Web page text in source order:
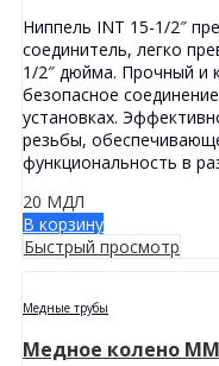
Ниппель INT 15-1/2″
соединитель, легко
1/2″ дюйма. Прочный и
безопасное
установках.
резьбы,
функциональность в
20 МДЛ
В корзину
Быстрый просмотр
Медные трубы
Медное колено